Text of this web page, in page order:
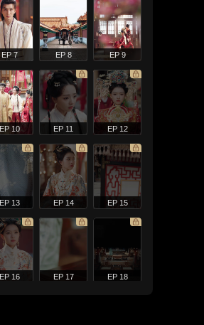
EP 7 EP 8 EP 9
EP 10 EP 11 EP 12
EP 13 EP 14 EP 15
EP 16 EP 17 EP 18